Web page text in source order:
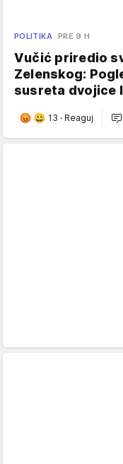
POLITIKA PRE 9 H
Vučić priredio
Zelenskog:
susreta dvojice
13 · Reaguj